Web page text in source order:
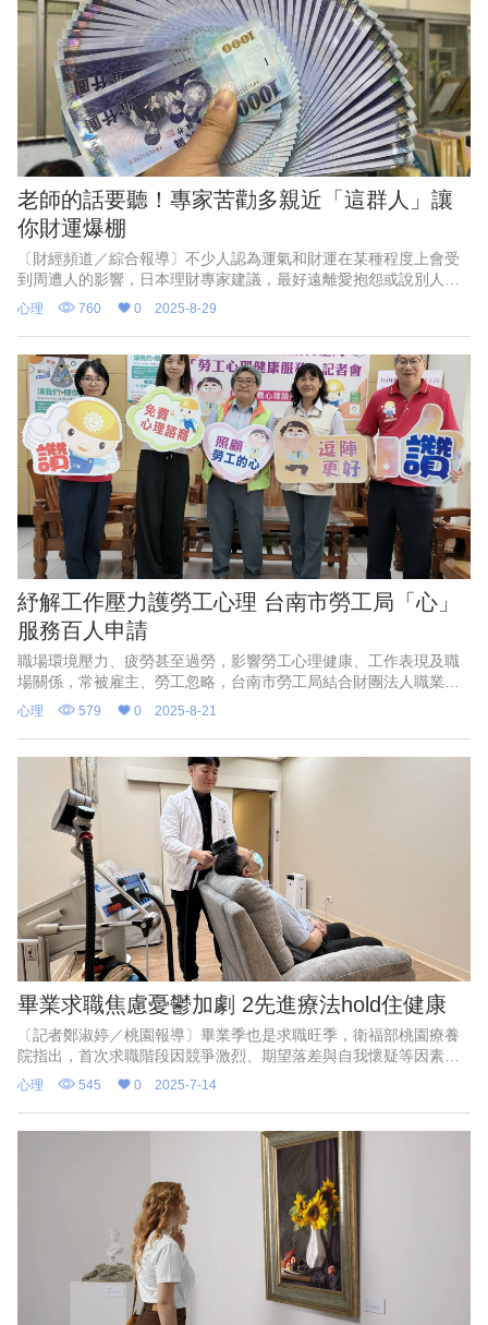
老師的話要聽！專家苦勸多親近「這群人」讓
你財運爆棚
〔財經頻道／綜合報導〕不少人認為運氣和財運在某種程度上會受
到周遭人的影響，日本理財專家建議，最好遠離愛抱怨或說別人壞
話的人，這樣才不會消耗自己的運氣。不妨多親近那些比你更成
功、地位更高或收入更高的人，若身邊缺乏這樣的人，受人尊敬的
長輩和上司也能為你帶來好運。
心理 760 0 2025-8-29
紓解工作壓力護勞工心理 台南市勞工局「心」
服務百人申請
職場環境壓力、疲勞甚至過勞，影響勞工心理健康、工作表現及職
場關係，常被雇主、勞工忽略，台南市勞工局結合財團法人職業災
害預防及重建中心推動「勞工心理健康服務」，提供心理諮商資
源，協助勞工在遭遇工作壓力或突發性職場事件後獲得適切的心理
支持，雇主、勞工都可申請這項免費的「心」服務，讓職場環境和
生產力更好。
心理 579 0 2025-8-21
畢業求職焦慮憂鬱加劇 2先進療法hold住健康
〔記者鄭淑婷／桃園報導〕畢業季也是求職旺季，衛福部桃園療養
院指出，首次求職階段因競爭激烈、期望落差與自我懷疑等因素，
容易導致心理壓力升高，長期累積甚至可能發展成焦慮症或憂鬱
症，針對此類問題，可透過經顱磁刺激治療（rTMS）與生理回饋
（Biofeedback）兩項先進療法，改善求職者的心理健康。
心理 545 0 2025-7-14